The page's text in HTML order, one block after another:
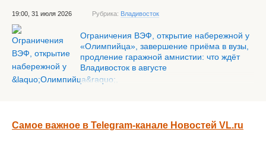
19:00, 31 июля 2026 Рубрика: Владивосток
Ограничения ВЭФ, открытие набережной у
«Олимпийца», завершение приёма в вузы,
продление гаражной амнистии: что ждёт
Владивосток в августе
Самое важное в Telegram-канале Новостей VL.ru